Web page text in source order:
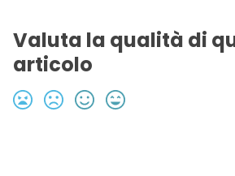
Valuta la qualità di
articolo